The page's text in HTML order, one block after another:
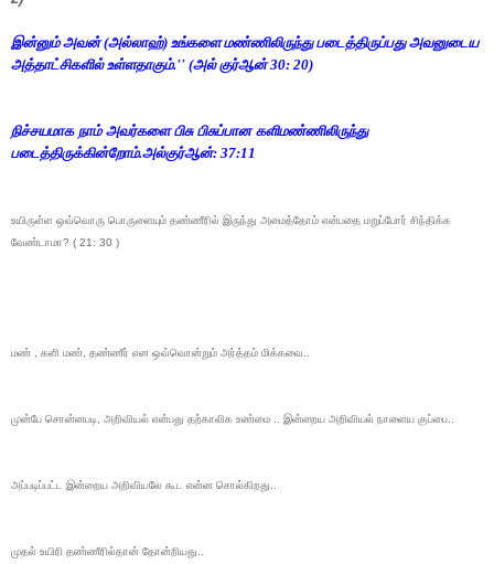
இன்னும் அவன் (அல்லாஹ்) உங்களை மண்ணிலிருந்து படைத்திருப்பது அவனுடைய
அத்தாட்சிகளில் உள்ளதாகும்.'' (அல் குர்ஆன் 30: 20)
நிச்சயமாக நாம் அவர்களை பிசு பிசுப்பான களிமண்ணிலிருந்து
படைத்திருக்கின்றோம்.அல்குர்ஆன்: 37:11
உயிருள்ள ஒவ்வொரு பொருளையும் தண்ணீரில் இருந்து அமைத்தோம் என்பதை மறுப்போர் சிந்திக்க
வேண்டாமா? ( 21: 30 )
மண் , களி மண், தண்ணீர் என ஒவ்வொன்றும் அர்த்தம் மிக்கவை..
முன்பே சொன்னபடி, அறிவியல் என்பது தற்காலிக உண்மை .. இன்றைய அறிவியல் நாளைய குப்பை..
அப்படிப்பட்ட இன்றைய அறிவியலே கூட என்ன சொல்கிறது..
முதல் உயிரி தண்ணீரில்தான் தோன்றியது..